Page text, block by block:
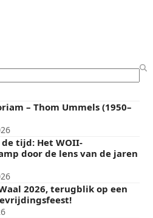
– Thom Ummels (1950–
tijd: Het WOII-
door de lens van de jaren
2026, terugblik op een